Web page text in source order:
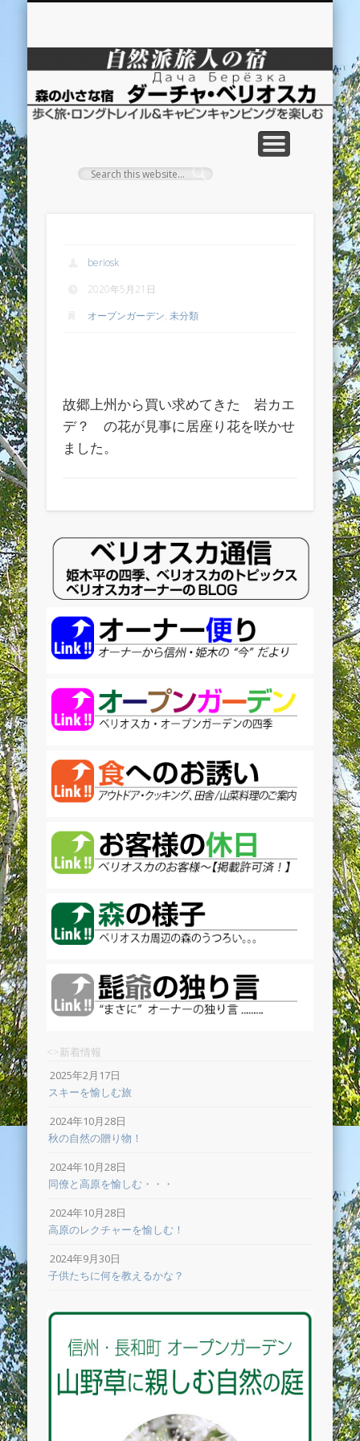
ー
チ
ャ
ベ
リ
オ
ス
カ
beriosk
2020年5月21日
オープンガーデン,未分類
故郷上州から買い求めてきた 岩カエ
デ？ の花が見事に居座り花を咲かせ
ました。
<>新着情報
2025年2月17日
スキーを愉しむ旅
2024年10月28日
秋の自然の贈り物！
2024年10月28日
同僚と高原を愉しむ・・・
2024年10月28日
高原のレクチャーを愉しむ！
2024年9月30日
子供たちに何を教えるかな？